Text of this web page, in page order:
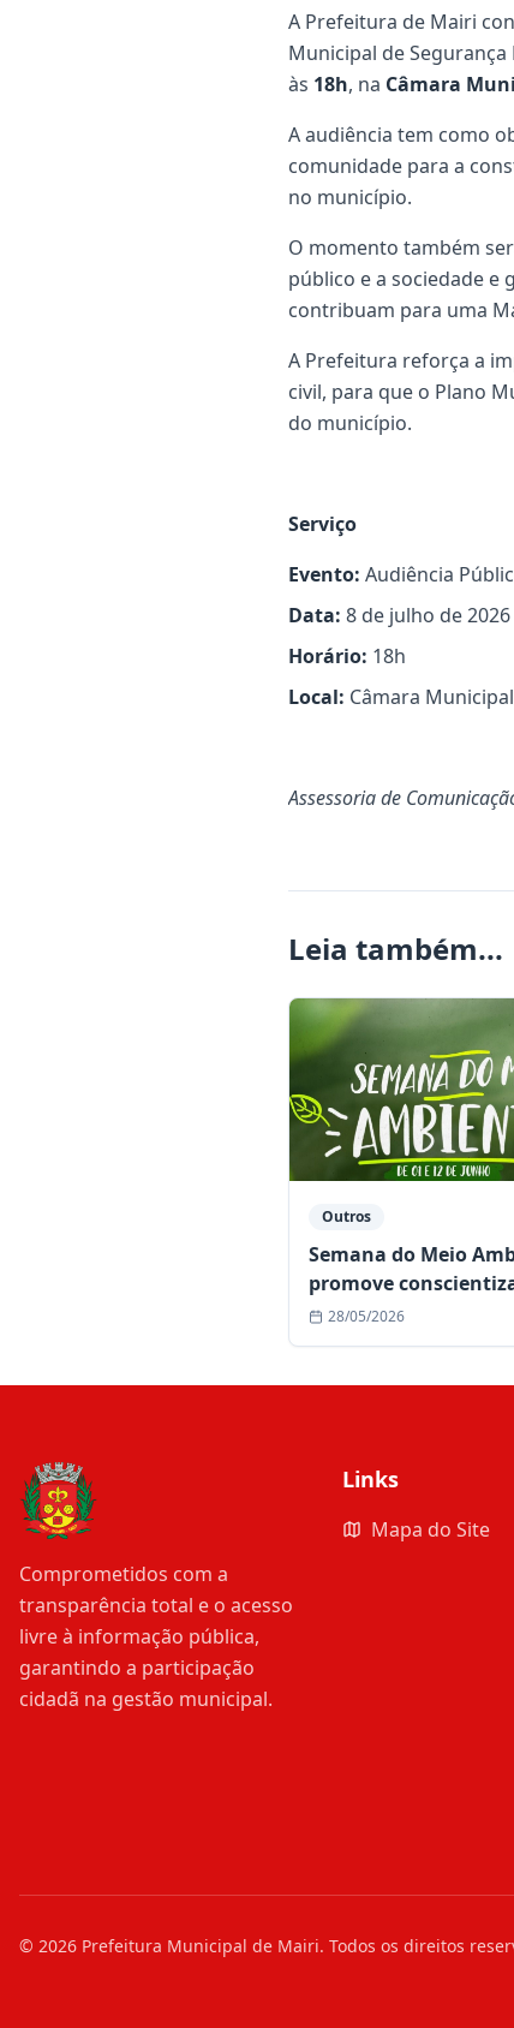
A Prefeitura de Mairi
Municipal de
às 18h, na Câmara
A audiência tem como
comunidade para a
no município.
O momento também
público e a sociedade
contribuam para uma
A Prefeitura reforça a
civil, para que o Plano
do município.
Serviço
Evento: Audiência
Data: 8 de julho de
Horário: 18h
Local: Câmara
Assessoria de
Leia também...
Outros
Semana do Meio
promove
ações sustentáveis
28/05/2026
Comprometidos com a
transparência total e o acesso
livre à informação pública,
garantindo a participação
cidadã na gestão municipal.
Links
Mapa do Site
© 2026 Prefeitura Municipal de Mairi. Todos os direitos